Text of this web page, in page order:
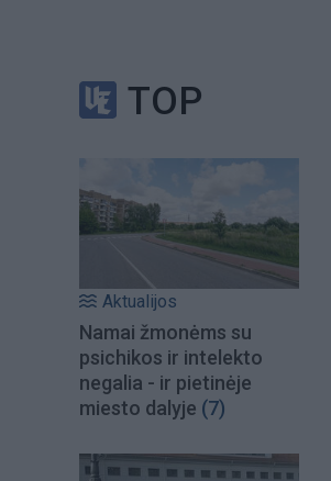
TOP
Aktualijos
Namai žmonėms su
psichikos ir intelekto
negalia - ir pietinėje
miesto dalyje (7)